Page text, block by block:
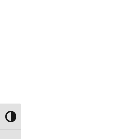
Toggle High Contrast